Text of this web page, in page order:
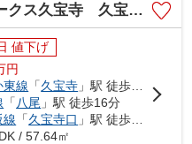
寺 久宝寺小学校区 JR久宝寺駅
値下げ
円
東線 「久宝寺 」駅 徒歩11分
「八尾 」駅 徒歩16分
線 「久宝寺口 」駅 徒歩16分
/ 57.64㎡